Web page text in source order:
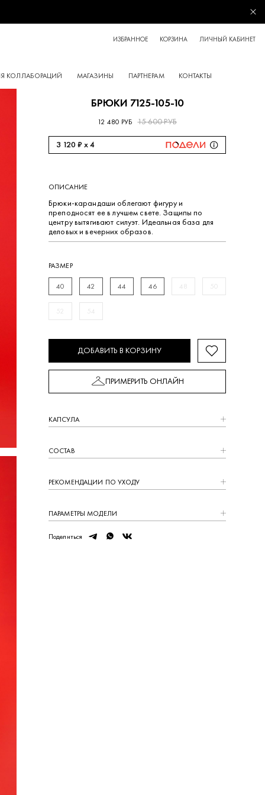
ИЗБРАННОЕ КОРЗИНА ЛИЧНЫЙ КАБИНЕТ
КОЛЛАБОРАЦИЙ МАГАЗИНЫ ПАРТНЕРАМ КОНТАКТЫ
БРЮКИ 7125-105-10
12 480 РУБ 15 600 РУБ
3 120 ₽ x 4
ОПИСАНИЕ
Брюки-карандаши облегают фигуру и
преподносят ее в лучшем свете. Защипы по
центру вытягивают силуэт. Идеальная база для
деловых и вечерних образов.
РАЗМЕР
40 42 44 46 48 50
52 54
ДОБАВИТЬ В КОРЗИНУ
ПРИМЕРИТЬ ОНЛАЙН
КАПCУЛА
СОСТАВ
РЕКОМЕНДАЦИИ ПО УХОДУ
ПАРАМЕТРЫ МОДЕЛИ
Поделиться telegramwhatsapp
vk